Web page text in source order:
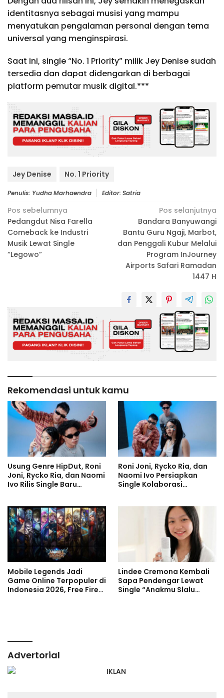
identitasnya sebagai musisi yang mampu
menyatukan pengalaman personal dengan tema
universal yang menginspirasi.
Saat ini, single “No. 1 Priority” milik Jey Denise sudah
tersedia dan dapat didengarkan di berbagai
platform pemutar musik digital.***
Jey Denise No. 1 Priority
Penulis: Yudha Marhaendra Editor: Satria
Navigasi
pos
Pos sebelumnya
Pedangdut Nisa Farella
Comeback ke Industri
Musik Lewat Single
“Legowo”
Pos selanjutnya
Bandara Banyuwangi
Bantu Guru Ngaji, Marbot,
dan Penggali Kubur Melalui
Program InJourney
Airports Safari Ramadan
1447 H
Rekomendasi untuk kamu
Usung Genre HipDut, Roni
Joni, Rycko Ria, dan Naomi
Ivo Rilis Single Baru
Roni Joni, Rycko Ria, dan
Naomi Ivo Persiapkan
Single Kolaborasi
Mobile Legends Jadi
Game Online Terpopuler di
Indonesia 2026, Free Fire
Lindee Cremona Kembali
Sapa Pendengar Lewat
Single “Anakmu Slalu
Advertorial